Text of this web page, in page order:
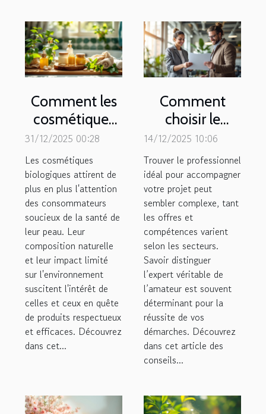
Comment les
cosmétiques
biologiques
influencent-ils
la santé de la
peau ?
31/12/2025 00:28
Les cosmétiques
biologiques attirent de
plus en plus l'attention
des consommateurs
soucieux de la santé de
leur peau. Leur
composition naturelle
et leur impact limité
sur l'environnement
suscitent l'intérêt de
celles et ceux en quête
de produits respectueux
et efficaces. Découvrez
dans cet...
Comment
choisir le
meilleur
professionnel
dans votre
domaine
d'activité ?
14/12/2025 10:06
Trouver le professionnel
idéal pour accompagner
votre projet peut
sembler complexe, tant
les offres et
compétences varient
selon les secteurs.
Savoir distinguer
l’expert véritable de
l’amateur est souvent
déterminant pour la
réussite de vos
démarches. Découvrez
dans cet article des
conseils...